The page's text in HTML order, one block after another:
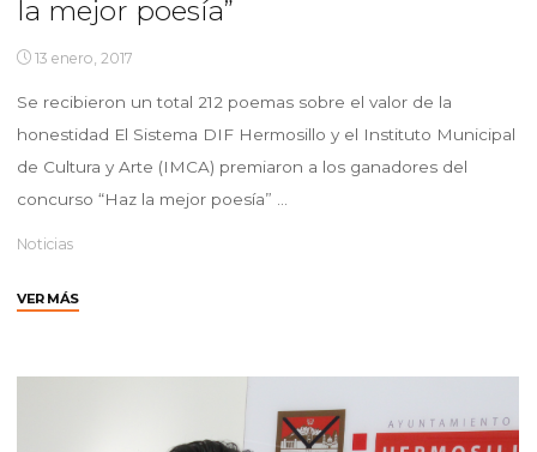
la mejor poesía”
13 enero, 2017
Se recibieron un total 212 poemas sobre el valor de la
honestidad El Sistema DIF Hermosillo y el Instituto Municipal
de Cultura y Arte (IMCA) premiaron a los ganadores del
concurso “Haz la mejor poesía” …
Noticias
VER MÁS"Premian
IMCA